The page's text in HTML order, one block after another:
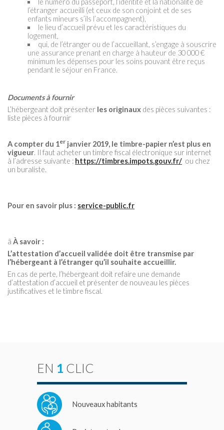
l’étranger accueilli (et ceux de son conjoint et de ses
enfants mineurs s’ils l’accompagnent),
le lieu d’accueil prévu et les caractéristiques du
logement,
qui, de l’étranger ou de l’accueillant, s’engage à souscrire
une assurance prenant en charge à hauteur de 30 000 €
minimum les dépenses pour les soins pouvant être reçus
pendant le séjour en France.
Documents à fournir
L’hébergeant doit présenter les originaux des pièces suivantes :
liste pièces à fournir
A compter du 1er janvier 2019, le timbre-papier n’est plus en
vigueur. Il faut acheter un timbre fiscal électronique sur internet
à l’adresse suivante : https://timbres.impots.gouv.fr/ ou chez
un buraliste.
Pour en savoir plus : service-public.fr
â À savoir :
L’attestation d’accueil validée doit être transmise par
l’hébergeant à l’étranger qu’il souhaite accueillir.
En cas de perte, l’hébergeant doit refaire une demande
d’attestation d’accueil et présenter de nouveau les pièces
justificatives et le timbre fiscal.
EN 1 CLIC
Nouveaux habitants